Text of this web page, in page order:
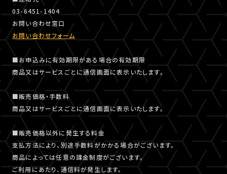
03-6451-1404
お問い合わせ窓口
お問い合わせフォーム
■お申込みに有効期限がある場合の有効期限
商品又はサービスごとに通信画面に表示いたします。
■販売価格・手数料
商品又はサービスごとに通信画面に表示いたします。
■販売価格以外に発生する料金
支払方法により、別途手数料がかかる場合がございます。
商品によっては任意の課金制度がございます。
ご利用にあたり、通信料が発生します。